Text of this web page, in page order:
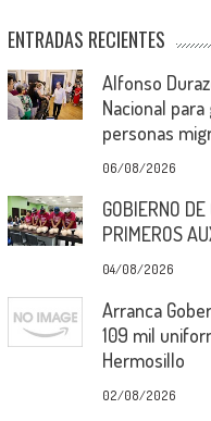
ENTRADAS RECIENTES
Alfonso
Nacional
personas
06/08/2026
GOBIERNO
PRIMEROS
04/08/2026
Arranca
109 mil
Hermosillo
02/08/2026